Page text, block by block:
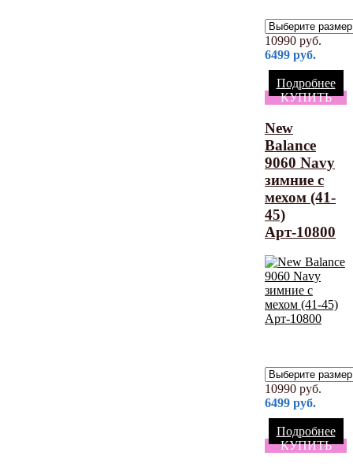
10990 руб.
6499 руб.
Подробнее
КУПИТЬ
New
Balance
9060 Navy
зимние с
мехом (41-
45)
Арт-10800
10990 руб.
6499 руб.
Подробнее
КУПИТЬ